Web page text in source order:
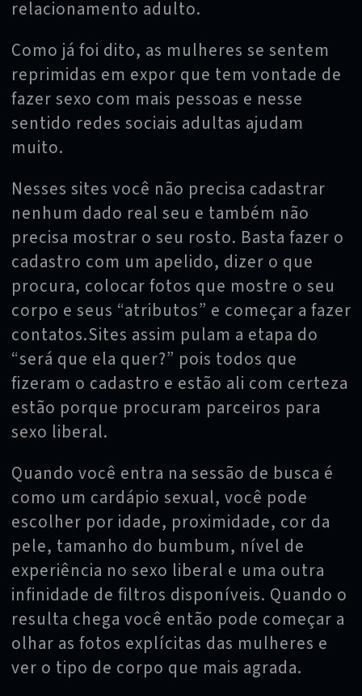
relacionamento adulto.
Como já foi dito, as mulheres se sentem
reprimidas em expor que tem vontade de
fazer sexo com mais pessoas e nesse
sentido redes sociais adultas ajudam
muito.
Nesses sites você não precisa cadastrar
nenhum dado real seu e também não
precisa mostrar o seu rosto. Basta fazer o
cadastro com um apelido, dizer o que
procura, colocar fotos que mostre o seu
corpo e seus “atributos” e começar a fazer
contatos.Sites assim pulam a etapa do
“será que ela quer?” pois todos que
fizeram o cadastro e estão ali com certeza
estão porque procuram parceiros para
sexo liberal.
Quando você entra na sessão de busca é
como um cardápio sexual, você pode
escolher por idade, proximidade, cor da
pele, tamanho do bumbum, nível de
experiência no sexo liberal e uma outra
infinidade de filtros disponíveis. Quando o
resulta chega você então pode começar a
olhar as fotos explícitas das mulheres e
ver o tipo de corpo que mais agrada.